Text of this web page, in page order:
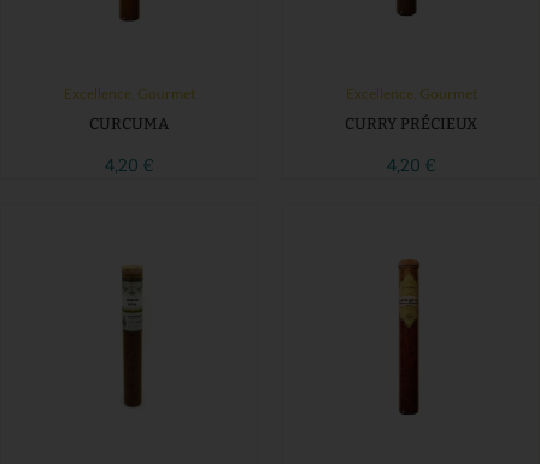
Excellence, Gourmet
CURCUMA
4,20 €
Excellence, Gourmet
CURRY PRÉCIEUX
4,20 €